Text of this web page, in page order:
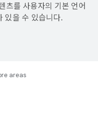
츠를 사용자의 기본 언어
있을 수 있습니다.
areas